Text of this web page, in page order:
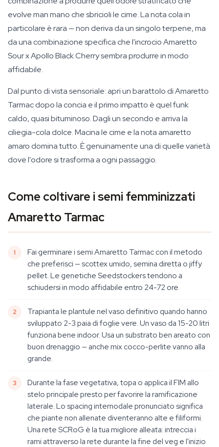
evolve man mano che sbricioli le cime. La nota cola in
particolare è rara — non deriva da un singolo terpene, ma
da una combinazione specifica che l'incrocio Amaretto
Sour x Apollo Black Cherry sembra produrre in modo
affidabile.
Dal punto di vista sensoriale: apri un barattolo di Amaretto
Tarmac dopo la concia e il primo impatto è quel funk
caldo, quasi bituminoso. Dagli un secondo e arriva la
ciliegia-cola dolce. Macina le cime e la nota amaretto
amaro domina tutto. È genuinamente una di quelle varietà
dove l'odore si trasforma a ogni passaggio.
Come coltivare i semi femminizzati
Amaretto Tarmac
Fai germinare i semi Amaretto Tarmac con il metodo
che preferisci — scottex umido, semina diretta o jiffy
pellet. Le genetiche Seedstockers tendono a
schiudersi in modo affidabile entro 24-72 ore.
Trapianta le plantule nel vaso definitivo quando hanno
sviluppato 2-3 paia di foglie vere. Un vaso da 15-20 litri
funziona bene indoor. Usa un substrato ben areato con
buon drenaggio — anche mix cocco-perlite vanno alla
grande.
Durante la fase vegetativa, topa o applica il FIM allo
stelo principale presto per favorire la ramificazione
laterale. Lo spacing internodale pronunciato significa
che piante non allenate diventeranno alte e filiformi.
Una rete SCRoG è la tua migliore alleata: intreccia i
rami attraverso la rete durante la fine del veg e l'inizio